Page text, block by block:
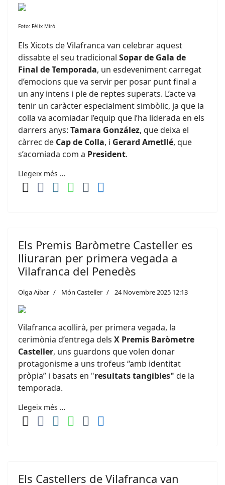
Foto: Fèlix Miró
Els Xicots de Vilafranca van celebrar aquest
dissabte el seu tradicional Sopar de Gala de
Final de Temporada, un esdeveniment carregat
d’emocions que va servir per posar punt final a
un any intens i ple de reptes superats. L’acte va
tenir un caràcter especialment simbòlic, ja que la
colla va acomiadar l’equip que l’ha liderada en els
darrers anys: Tamara González, que deixa el
càrrec de Cap de Colla, i Gerard Ametllé, que
s’acomiada com a President.
Llegeix més …
Els Premis Baròmetre Casteller es
lliuraran per primera vegada a
Vilafranca del Penedès
Olga Aibar Món Casteller 24 Novembre 2025 12:13
Vilafranca acollirà, per primera vegada, la
cerimònia d’entrega dels X Premis Baròmetre
Casteller, uns guardons que volen donar
protagonisme a uns trofeus “amb identitat
pròpia” i basats en "resultats tangibles" de la
temporada.
Llegeix més …
Els Castellers de Vilafranca van